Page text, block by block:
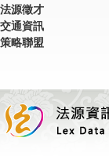
法源徵才
交通資訊
策略聯盟